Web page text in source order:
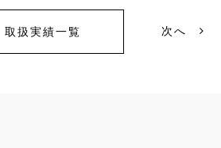
取扱実績一覧 次へ